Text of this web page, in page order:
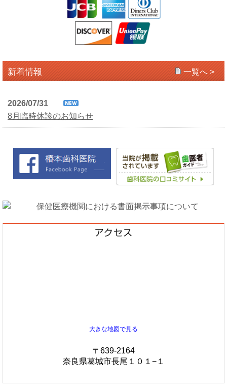
新着情報 一覧へ >
2026/07/31
8月臨時休診のお知らせ
大きな地図で見る
〒639-2164
奈良県葛城市長尾１０１−１